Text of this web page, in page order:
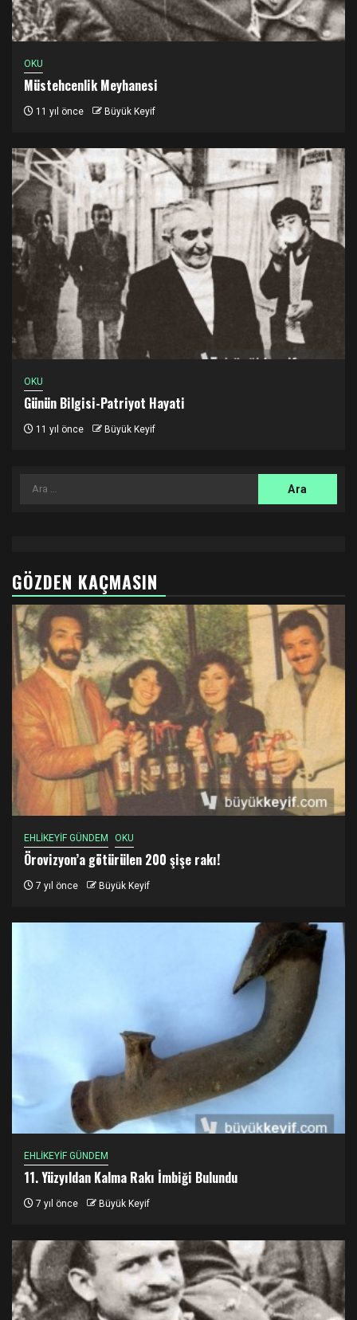
OKU
Müstehcenlik Meyhanesi
11 yıl önce Büyük Keyif
OKU
Günün Bilgisi-Patriyot Hayati
11 yıl önce Büyük Keyif
Arama:
GÖZDEN KAÇMASIN
EHLİKEYİF GÜNDEM OKU
Örovizyon’a götürülen 200 şişe rakı!
7 yıl önce Büyük Keyif
EHLİKEYİF GÜNDEM
11. Yüzyıldan Kalma Rakı İmbiği Bulundu
7 yıl önce Büyük Keyif